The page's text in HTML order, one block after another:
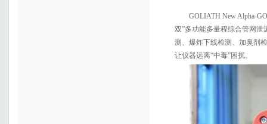
GOLIATH New Alpha-
双”多功能多量程综合管网
测、爆炸下线检测、加臭剂
让仪器远离“中毒”困扰。